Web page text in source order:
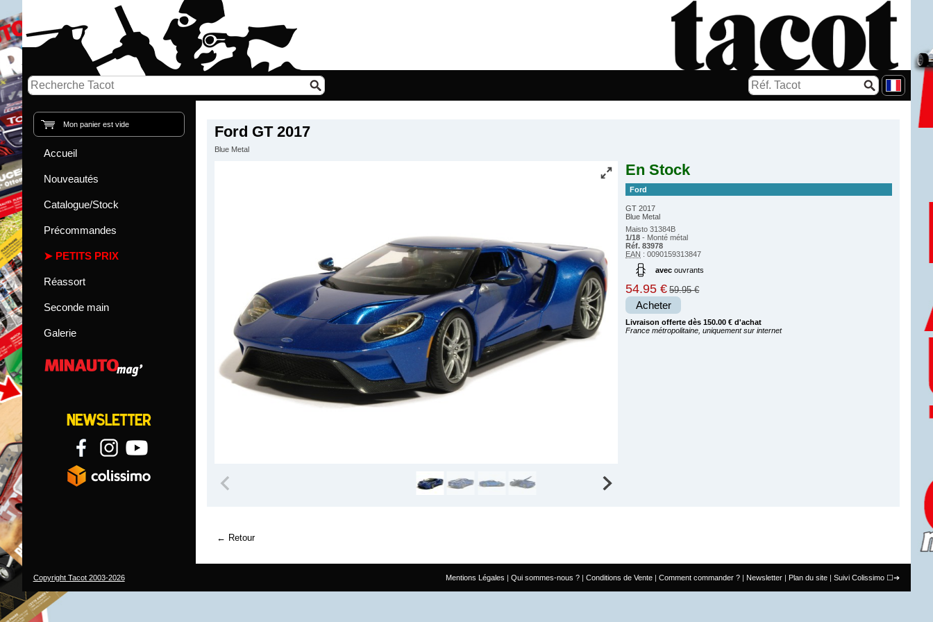
Ford GT 2017
Blue Metal
En Stock
Ford
GT 2017
Blue Metal
Maisto 31384B
1/18 - Monté métal
Réf. 83978
EAN : 0090159313847
avecouvrants
54.95 € 59.95 €
Acheter
Livraison offerte dès 150.00 € d'achat
France métropolitaine, uniquement sur internet
Retour
Mon panier est vide
Accueil
Nouveautés
Catalogue/Stock
Précommandes
PETITS PRIX
Réassort
Seconde main
Galerie
Mentions Légales Qui sommes-nous ? Conditions de Vente Comment commander ? Newsletter Plan du site Suivi Colissimo
Copyright Tacot 2003-2026